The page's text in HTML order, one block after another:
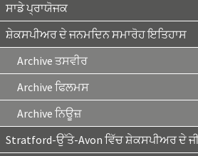
ਸਾਡੇ ਪ੍ਰਾਯੋਜਕ
ਸ਼ੇਕਸਪੀਅਰ ਦੇ ਜਨਮਦਿਨ ਸਮਾਰੋਹ ਇਤਿਹਾਸ
Archive ਤਸਵੀਰ
Archive ਫਿਲਮਸ
Archive ਨਿਊਜ਼
Stratford-ਉੱਤੇ-Avon ਵਿੱਚ ਸ਼ੇਕਸਪੀਅਰ ਦੇ